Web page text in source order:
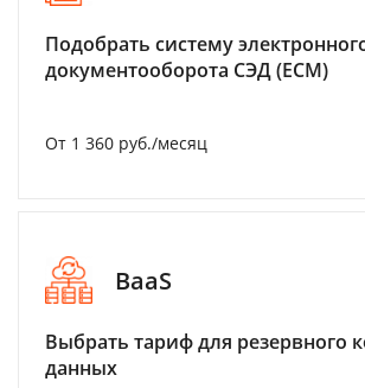
Подобрать систему
документооборота СЭД (ECM)
От 1 360 руб./месяц
BaaS
Выбрать тариф для резервного
данных